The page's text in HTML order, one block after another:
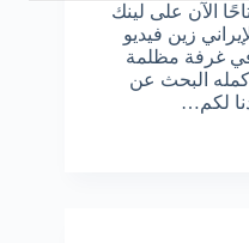
الآن على لينك
زين فيديو
في غرفة مظلمة
البحث عن
لكم…